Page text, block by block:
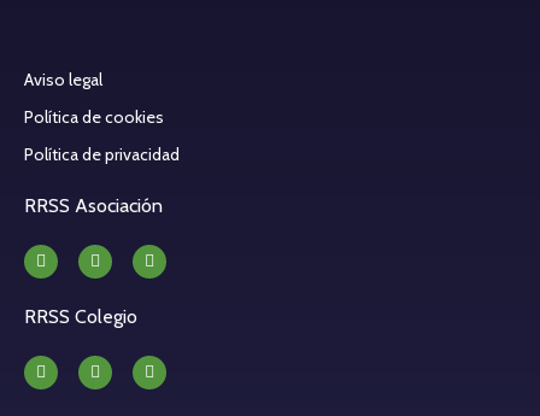
Aviso legal
Política de cookies
Política de privacidad
RRSS Asociación
RRSS Colegio